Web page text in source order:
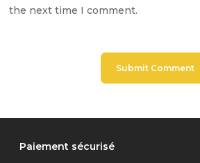
the next time I comment.
Paiement sécurisé